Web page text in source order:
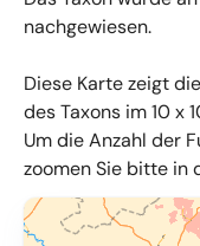
nachgewiesen.
Diese Karte zeigt
des Taxons im 10 x
Um die Anzahl der
zoomen Sie bitte in
© OpenMapTiles,